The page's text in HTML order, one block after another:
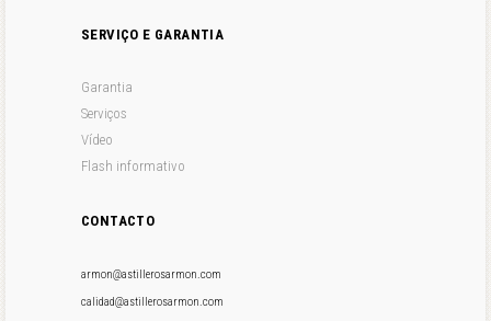
SERVIÇO E GARANTIA
Garantia
Serviços
Vídeo
Flash informativo
CONTACTO
armon@astillerosarmon.com
calidad@astillerosarmon.com